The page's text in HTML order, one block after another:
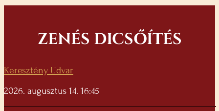
ZENÉS DICSŐÍTÉS
Keresztény Udvar
2026. augusztus 14. 16:45